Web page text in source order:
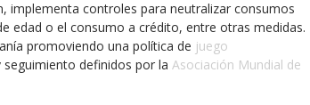
implementa controles para neutralizar consumos
edad o el consumo a crédito, entre otras medidas.
promoviendo una política de juego
definidos por la Asociación Mundial de